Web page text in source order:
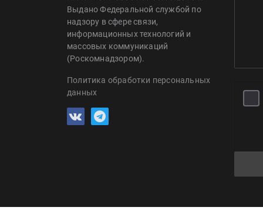
Выдано Федеральной службой по
надзору в сфере связи,
информационных технологий и
массовых коммуникаций
(Роскомнадзором).
Политика обработки персональных
данных